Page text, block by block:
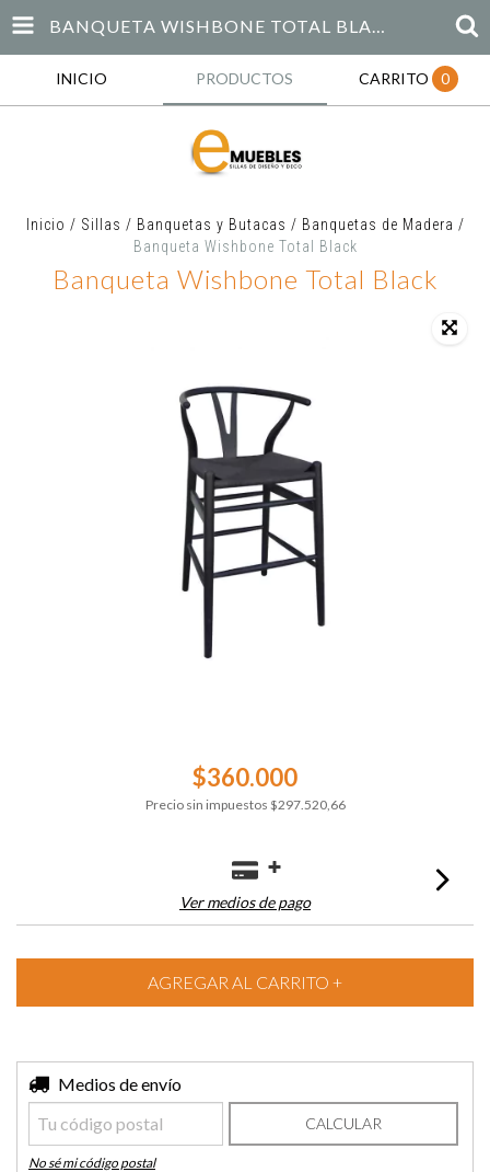
BANQUETA WISHBONE TOTAL BLACK
INICIO PRODUCTOS CARRITO 0
Inicio / Sillas / Banquetas y Butacas / Banquetas de Madera /
Banqueta Wishbone Total Black
Banqueta Wishbone Total Black
$360.000
Precio sin impuestos $297.520,66
Ver medios de pago
Entregas para el CP:
Medios de envío
CALCULAR
No sé mi código postal